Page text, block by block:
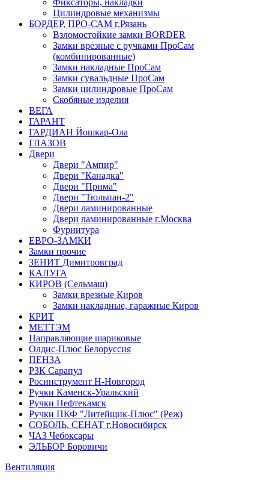
Цилиндровые механизмы
БОРДЕР, ПРО-САМ г.Рязань
Взломостойкие замки BORDER
Замки врезные с ручками ПроСам
(комбинированные)
Замки накладные ПроСам
Замки сувальдные ПроСам
Замки цилиндровые ПроСам
Скобяные изделия
ВЕГА
ГАРАНТ
ГАРДИАН Йошкар-Ола
ГЛАЗОВ
Двери
Двери "Ампир"
Двери "Канадка"
Двери "Прима"
Двери "Тюльпан-2"
Двери ламинированные
Двери ламинированные г.Москва
Фурнитура
ЕВРО-ЗАМКИ
Замки прочие
ЗЕНИТ Димитровград
КАЛУГА
КИРОВ (Сельмаш)
Замки врезные Киров
Замки накладные, гаражные Киров
КРИТ
МЕТТЭМ
Направляющие шариковые
Олдис-Плюс Белоруссия
ПЕНЗА
РЗК Сарапул
Росинструмент Н-Новгород
Ручки Каменск-Уральский
Ручки Нефтекамск
Ручки ПКФ "Литейщик-Плюс" (Реж)
СОБОЛЬ, СЕНАТ г.Новосибирск
ЧАЗ Чебоксары
ЭЛЬБОР Боровичи
Вентиляция